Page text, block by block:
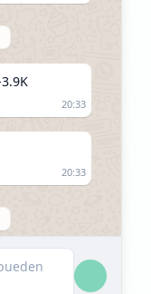
20:33
20:33
14:15